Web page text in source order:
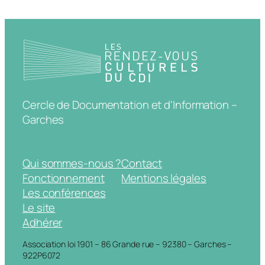
Cercle de Documentation et d'Information –
Garches
Qui sommes-nous ?
Fonctionnement
Les conférences
Le site
Adhérer
Contact
Mentions légales
Association loi 1901 – 86 Grande rue – 92380 – Garches –
922P6072